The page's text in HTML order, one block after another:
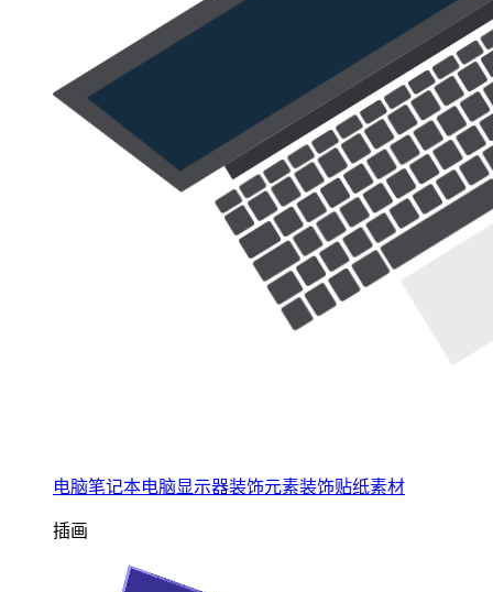
电脑笔记本电脑显示器装饰元素装饰贴纸素材
插画